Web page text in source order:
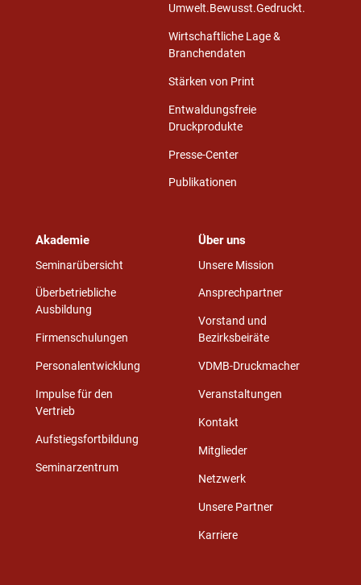
Umwelt.Bewusst.Gedruckt.
Wirtschaftliche Lage &
Branchendaten
Stärken von Print
Entwaldungsfreie
Druckprodukte
Presse-Center
Publikationen
Akademie
Seminarübersicht
Überbetriebliche
Ausbildung
Firmenschulungen
Personalentwicklung
Impulse für den
Vertrieb
Aufstiegsfortbildung
Seminarzentrum
Über uns
Unsere Mission
Ansprechpartner
Vorstand und
Bezirksbeiräte
VDMB-Druckmacher
Veranstaltungen
Kontakt
Mitglieder
Netzwerk
Unsere Partner
Karriere